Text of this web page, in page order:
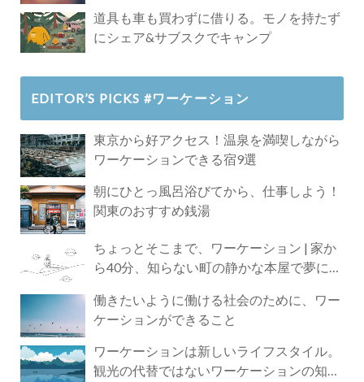
道具も車も買わずに借りる。モノを持たず
にシェア&サブスクでキャンプ
EDITOR’S PICKS #ワーケーション
東京から好アクセス！温泉を満喫しながら
ワーケーションできる宿9選
朝にひとっ風呂浴びてから、仕事しよう！
関東のおすすめ銭湯
ちょっとそこまで、ワーケーション | 家か
ら40分、知らない町の静かな本屋で夢に近
働きたいように働ける社会のために、ワー
ケーションができること
ワーケーションは新しいライフスタイル。
観光の代替ではないワーケーションの知ら